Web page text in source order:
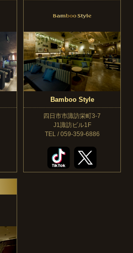
Bamboo Style
四日市市諏訪栄町3-7
J1諏訪ビル1F
TEL / 059-359-6886